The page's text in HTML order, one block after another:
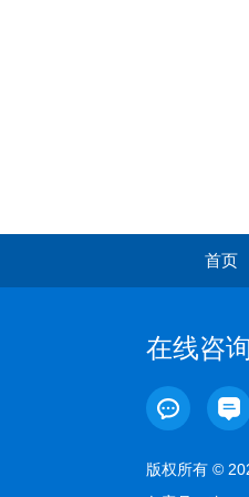
首页
在线咨询
版权所有 ©